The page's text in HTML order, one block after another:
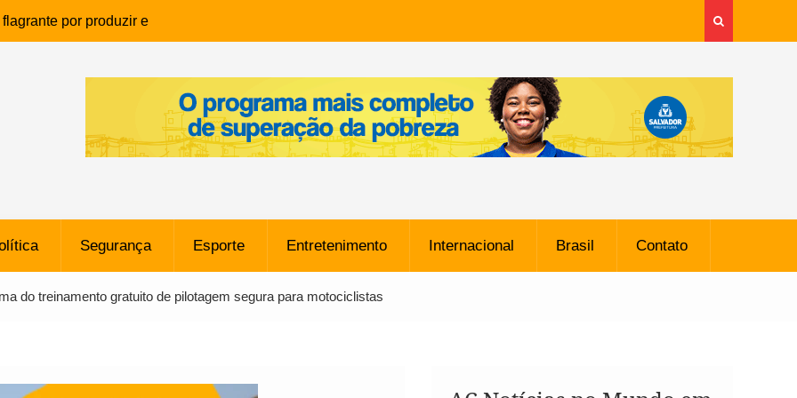
por produzir e
infantil em Eunápolis
morreu após ataque
sem restrições e pode
o Vasco
SpaceX Colide com a Lua
Metros, Afirma a Nasa
Segurança Esporte Entretenimento Internacional Brasil Contato
do treinamento gratuito de pilotagem segura para motociclistas